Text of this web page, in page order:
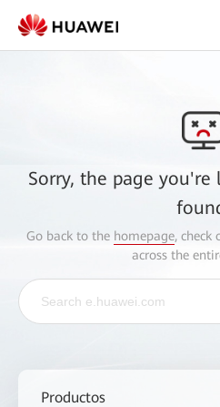
Sorry, the page
Go back to the homepage, check
across the
Productos